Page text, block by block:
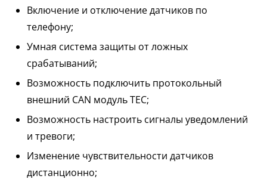
Включение и отключение датчиков по
телефону;
Умная система защиты от ложных
срабатываний;
Возможность подключить протокольный
внешний CAN модуль TEC;
Возможность настроить сигналы уведомлений
и тревоги;
Изменение чувствительности датчиков
дистанционно;